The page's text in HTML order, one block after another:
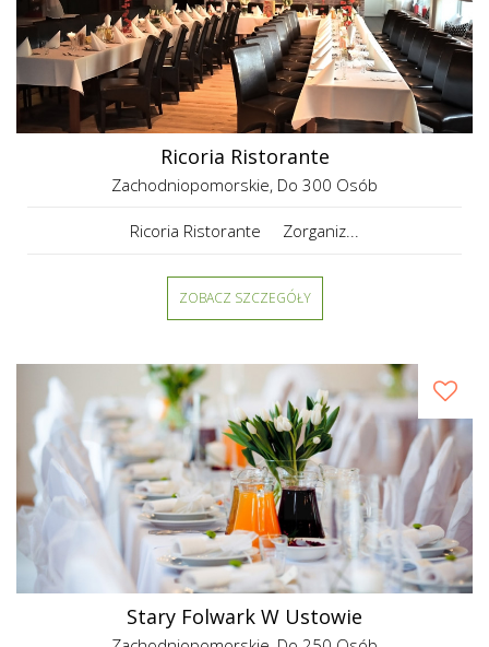
Ricoria Ristorante
Zachodniopomorskie, Do 300 Osób
Ricoria Ristorante Zorganiz...
ZOBACZ SZCZEGÓŁY
Stary Folwark W Ustowie